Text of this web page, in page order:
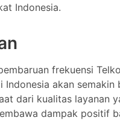
Indonesia.
frekuensi
Indonesia akan
dari kualitas layanan
dampak positif